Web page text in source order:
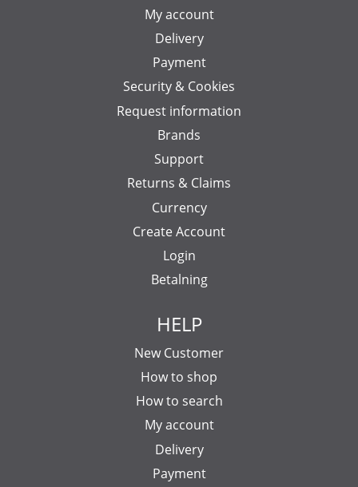
My account
Delivery
Payment
Security & Cookies
Request information
Brands
Support
Returns & Claims
Currency
Create Account
Login
Betalning
HELP
New Customer
How to shop
How to search
My account
Delivery
Payment